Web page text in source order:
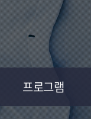
프로그램